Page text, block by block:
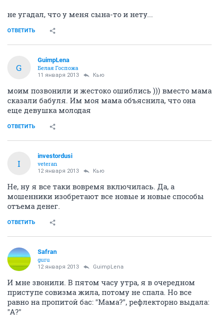
не угадал, что у меня сына-то и нету...
ОТВЕТИТЬ
G
GuimpLena
Белая Госпожа
11 января 2013 Кью
моим позвонили и жестоко ошиблись ))) вместо мама
сказали бабуля. Им моя мама объяснила, что она
еще девушка молодая
ОТВЕТИТЬ
I
investordusi
veteran
12 января 2013 Кью
Не, ну я все таки вовремя включилась. Да, а
мошенники изобретают все новые и новые способы
отъема денег.
ОТВЕТИТЬ
Safran
guru
12 января 2013 GuimpLena
И мне звонили. В пятом часу утра, я в очередном
приступе совизма жила, потому не спала. Но все
равно на пропитой бас: "Мама?", рефлекторно выдала:
"А?"